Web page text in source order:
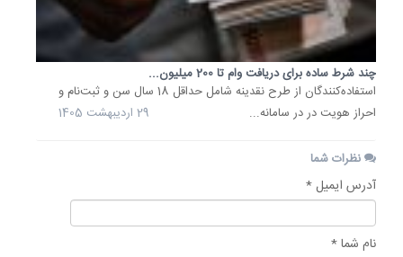
چند شرط ساده برای دریافت وام تا 200 میلیون...
استفاده‌کنندگان از طرح نقدینه شامل حداقل 18 سال سن و ثبت‌نام و
احراز هویت در در سامانه...
29 اردیبهشت 1405
نظرات شما
آدرس ایمیل *
نام شما *